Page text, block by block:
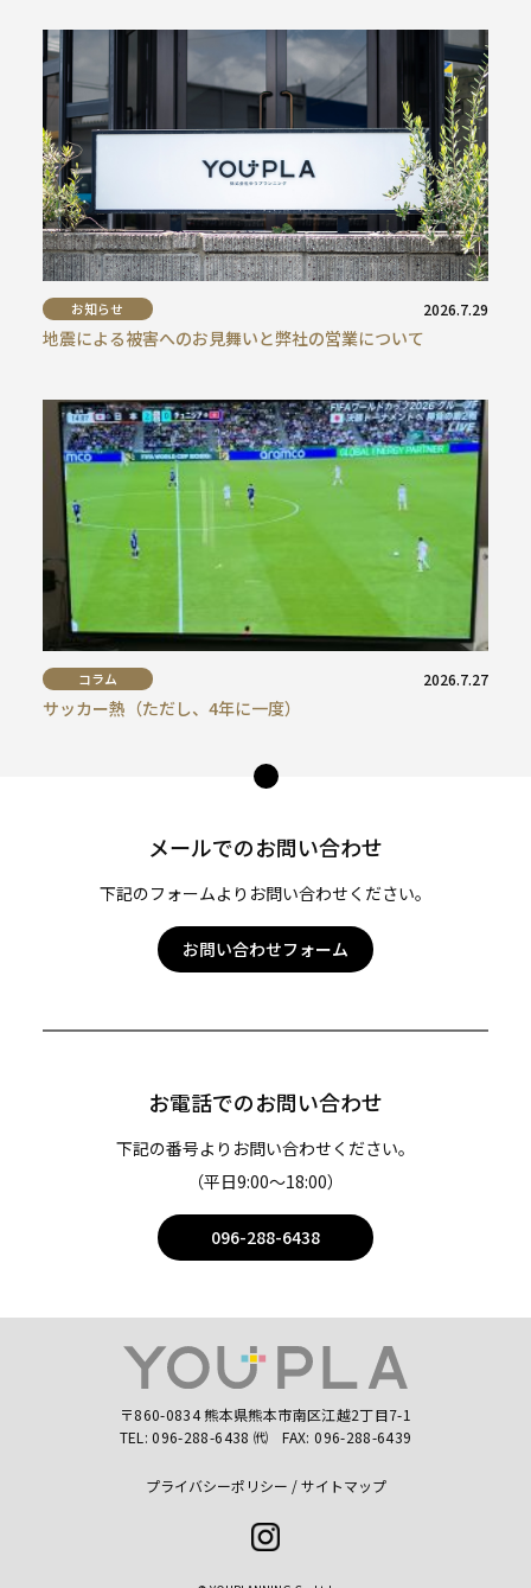
お知らせ 2026.7.29
地震による被害へのお見舞いと弊社の営業について
コラム 2026.7.27
サッカー熱（ただし、4年に一度）
メールでのお問い合わせ
下記のフォームよりお問い合わせください。
お問い合わせフォーム
お電話でのお問い合わせ
下記の番号よりお問い合わせください。
（平日9:00〜18:00）
096-288-6438
ペー
プ
〒860-0834 熊本県熊本市南区江越2丁目7-1
TEL:096-288-6438 ㈹ FAX: 096-288-6439
プライバシーポリシー サイトマップ
Instagram